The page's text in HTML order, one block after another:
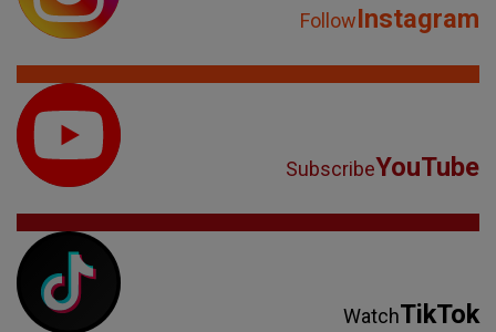
FollowInstagram
SubscribeYouTube
WatchTikTok